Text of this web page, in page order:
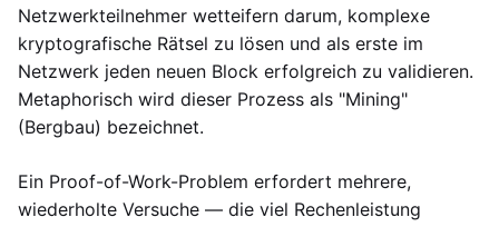
Netzwerkteilnehmer wetteifern darum, komplexe
kryptografische Rätsel zu lösen und als erste im
Netzwerk jeden neuen Block erfolgreich zu validieren.
Metaphorisch wird dieser Prozess als "Mining"
(Bergbau) bezeichnet.
Ein Proof-of-Work-Problem erfordert mehrere,
wiederholte Versuche — die viel Rechenleistung